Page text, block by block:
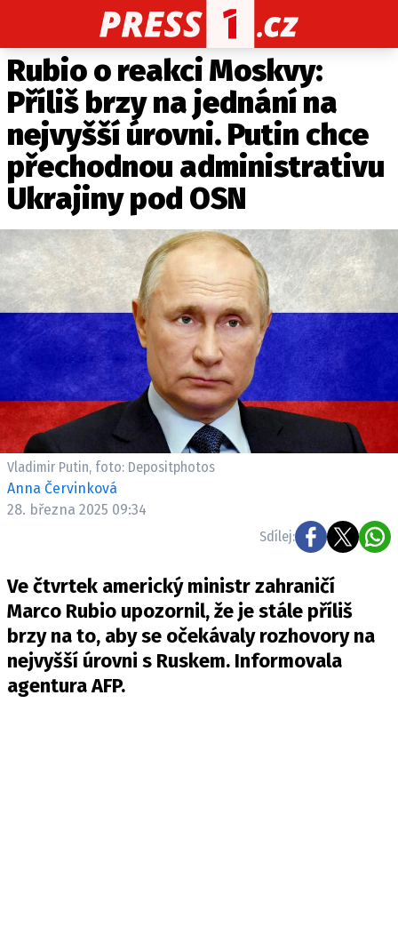
CELEBRITY NOVINKY SPORT
Máte příběh, fotku nebo video?
Pošlete e-mail na PRESS1.cz
O NÁS
O REDAKCI
KONTAKT
VYDAVATEL
Rubio o reakci Moskvy:
Příliš brzy na jednání na
nejvyšší úrovni. Putin chce
přechodnou administrativu
Ukrajiny pod OSN
Vladimir Putin, foto: Depositphotos
Anna Červinková
28. března 2025 09:34
Sdílej:
Ve čtvrtek americký ministr zahraničí
Marco Rubio upozornil, že je stále příliš
brzy na to, aby se očekávaly rozhovory na
nejvyšší úrovni s Ruskem. Informovala
agentura AFP.